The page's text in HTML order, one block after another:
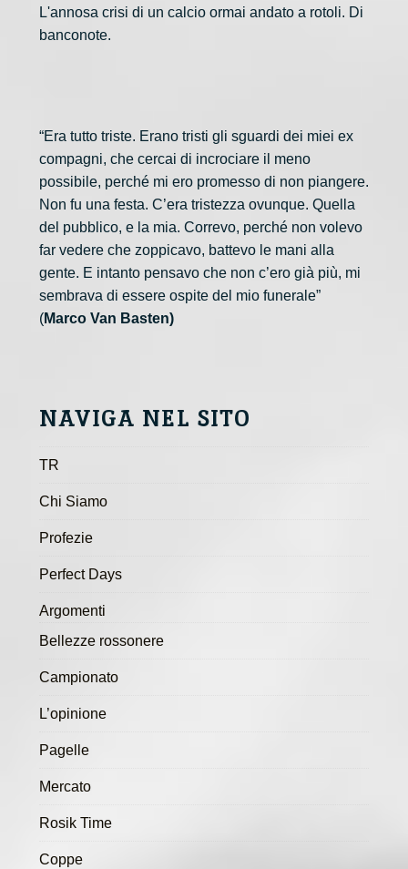
L'annosa crisi di un calcio ormai andato a rotoli. Di
banconote.
“Era tutto triste. Erano tristi gli sguardi dei miei ex
compagni, che cercai di incrociare il meno
possibile, perché mi ero promesso di non piangere.
Non fu una festa. C’era tristezza ovunque. Quella
del pubblico, e la mia. Correvo, perché non volevo
far vedere che zoppicavo, battevo le mani alla
gente. E intanto pensavo che non c’ero già più, mi
sembrava di essere ospite del mio funerale”
(Marco Van Basten)
NAVIGA NEL SITO
TR
Chi Siamo
Profezie
Perfect Days
Argomenti
Bellezze rossonere
Campionato
L’opinione
Pagelle
Mercato
Rosik Time
Coppe